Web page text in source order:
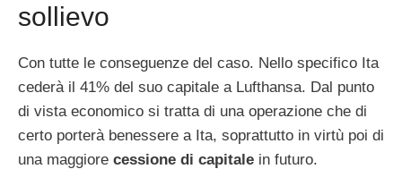
sollievo
Con tutte le conseguenze del caso. Nello specifico Ita
cederà il 41% del suo capitale a Lufthansa. Dal punto
di vista economico si tratta di una operazione che di
certo porterà benessere a Ita, soprattutto in virtù poi di
una maggiore cessione di capitale in futuro.